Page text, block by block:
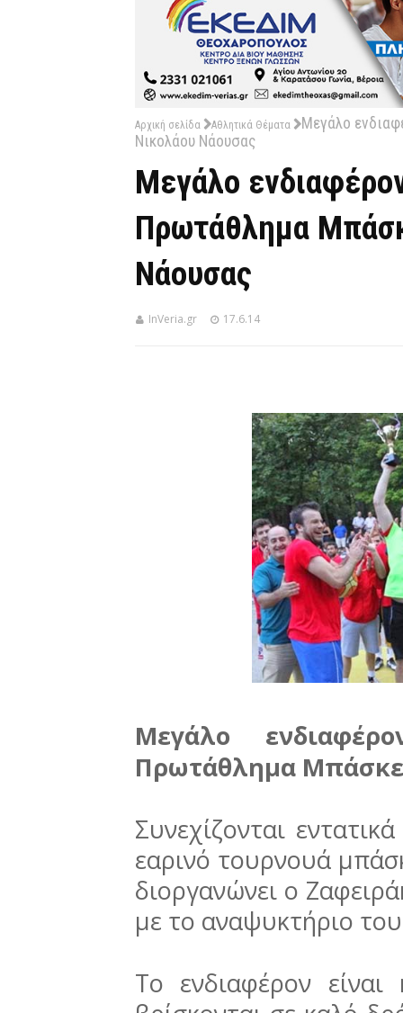
Αρχική σελίδα Αθλητικά Θέματα
Μεγάλο
Νικολάου Νάουσας
Μεγάλο
Πρωτάθλημα
Νάουσας
InVeria.gr 17.6.14
Μεγάλο
Πρωτάθλημα
Συνεχίζονται
εαρινό τουρνουά
διοργανώνει ο
με το αναψυκτήριο
Το ενδιαφέρον